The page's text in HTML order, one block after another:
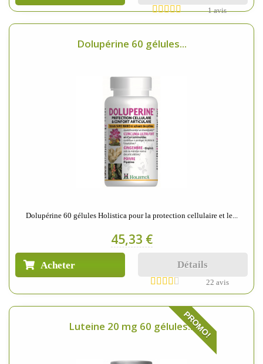
1 avis
Dolupérine 60 gélules...
Dolupérine 60 gélules Holistica pour la protection cellulaire et le...
45,33 €
Acheter Détails
22 avis
Luteine 20 mg 60 gélules...PROMO!